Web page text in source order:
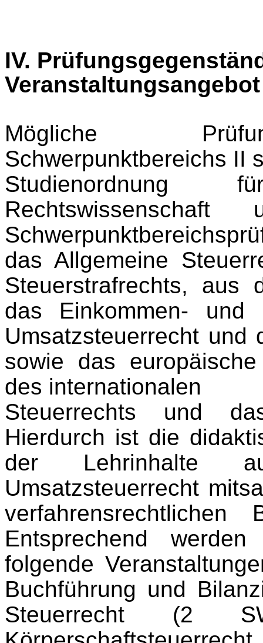
IV.
Veranstaltungsangebot
Mögliche
Schwerpunktbereichs II
Studienordnung
das Allgemeine
Steuerstrafrechts, aus
das Einkommen- und
Umsatzsteuerrecht und
sowie das
des internationalen
Steuerrechts und
Hierdurch ist die
der Lehrinhalte
Umsatzsteuerrecht
verfahrensrechtlichen
Entsprechend
folgende
Buchführung und
Steuerrecht (2